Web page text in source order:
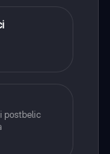
postbelic